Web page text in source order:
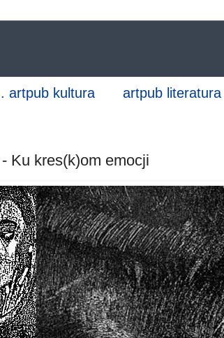
artpub kultura artpub literatura
Ku kres(k)om emocji